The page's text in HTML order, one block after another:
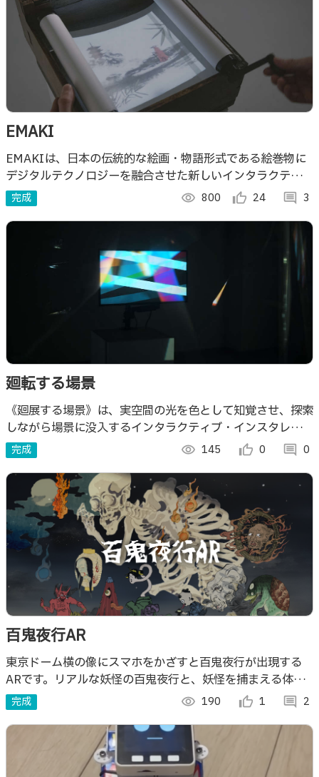
EMAKI
EMAKIは、日本の伝統的な絵画・物語形式である絵巻物に
デジタルテクノロジーを融合させた新しいインタラクティブ
表現メディアです。
完成 visibility 800 thumb_up_alt 24 comment 3
廻転する場景
《廻展する場景》は、実空間の光を色として知覚させ、探索
しながら場景に没入するインタラクティブ・インスタレーシ
ョン作品/装置である。
完成 visibility 145 thumb_up_alt 0 comment 0
百鬼夜行AR
東京ドーム横の像にスマホをかざすと百鬼夜行が出現する
ARです。リアルな妖怪の百鬼夜行と、妖怪を捕まえる体験
ができます。
完成 visibility 190 thumb_up_alt 1 comment 2